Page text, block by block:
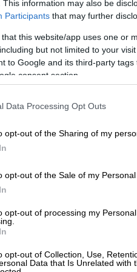
This information may also be
Participants that may further
that this website/app uses one or
but not limited to your
to Google and its third-party
consent section.
Data Processing Opt Outs
opt-out of the Sharing of my
opt-out of the Sale of my Personal
opt-out of processing my
opt-out of Collection, Use,
Data that Is Unrelated with
η κύρια δύναμη της
σαμποτάζ, ζητά
τον παρακαλεί να
στην σπηλιά της
Βρετανούς
στρ. Ναπ.
μου στείλατε από
με την Αγγλική στολή
το Καρπενήσι,
ως ασφάλεια μία
μου πάνω από 10
με επικεφαλής
4 προς 5 Νοεμβρίου
αποστολής προς την
όλοι ασφαλείς
από τους:
Ινδός), Θέμις